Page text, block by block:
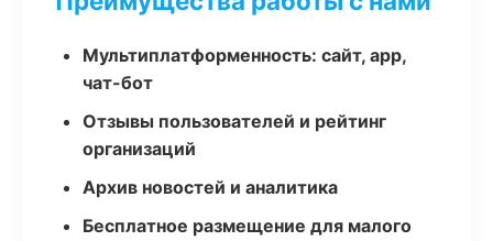
Мультиплатформенность: сайт, app,
чат-бот
Отзывы пользователей и рейтинг
организаций
Архив новостей и аналитика
Бесплатное размещение для малого